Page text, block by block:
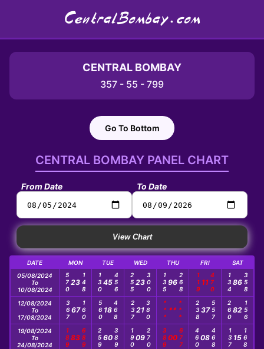
CentralBombay.com
CENTRAL BOMBAY
357 - 55 - 799
Go To Bottom
CENTRAL BOMBAY PANEL CHART
From Date To Date
View Chart
DATE MON TUE WED THU FRI
SAT
05/08/2024
To
10/08/2024
570 23 148 130 45 456 255 23 300 135 96 268 119 11 470 134 86 358
12/08/2024
To
17/08/2024
36767160 560 18 468 237 21 380 *** ** *** 238 37557 26082 156
19/08/2024
To
24/08/2024
189 83 689 259 60 389 19009 270 389 00 677 46008 468 137 15 168